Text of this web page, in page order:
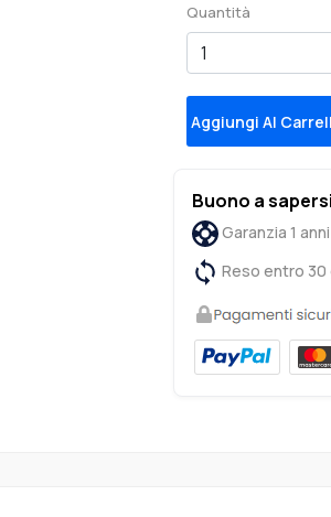
Quantità
Aggiungi Al
Buono a sapersi
Garanzia 1 anni
Reso entro 30